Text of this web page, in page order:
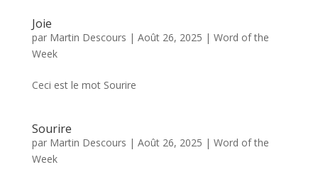
Joie
par Martin Descours | Août 26, 2025 | Word of the
Week
Ceci est le mot Sourire
Sourire
par Martin Descours | Août 26, 2025 | Word of the
Week